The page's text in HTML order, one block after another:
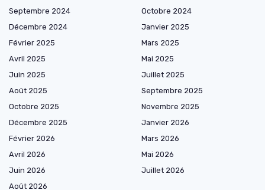
Septembre 2024
Octobre 2024
Décembre 2024
Janvier 2025
Février 2025
Mars 2025
Avril 2025
Mai 2025
Juin 2025
Juillet 2025
Août 2025
Septembre 2025
Octobre 2025
Novembre 2025
Décembre 2025
Janvier 2026
Février 2026
Mars 2026
Avril 2026
Mai 2026
Juin 2026
Juillet 2026
Août 2026